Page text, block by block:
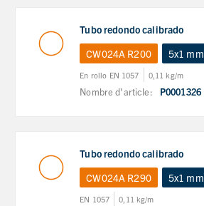
Tubo redondo calibrado
CW024A R200
5x1 mm
En rollo EN 1057 0,11 kg/m
Nombre d'article: P0001326
Tubo redondo calibrado
CW024A R290
5x1 mm
EN 1057 0,11 kg/m